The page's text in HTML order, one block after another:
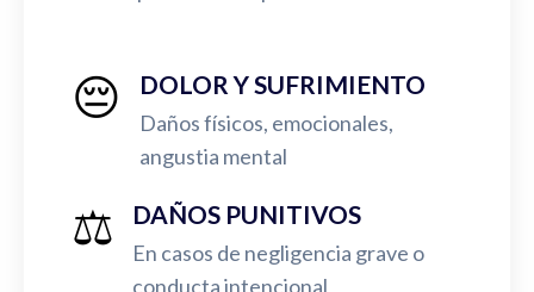
😔 DOLOR Y SUFRIMIENTO
Daños físicos, emocionales,
angustia mental
⚖️ DAÑOS PUNITIVOS
En casos de negligencia grave o
conducta intencional